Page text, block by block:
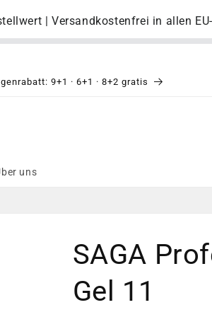
| Versandkostenfrei in allen
9+1 · 6+1 · 8+2 gratis
uns
SAGA
Gel 11